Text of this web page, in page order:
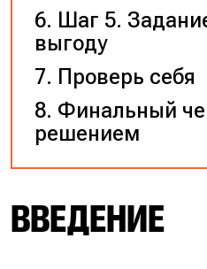
Шаг 5.
выгоду
Проверь себя
Финальный
решением
ВВЕДЕНИЕ